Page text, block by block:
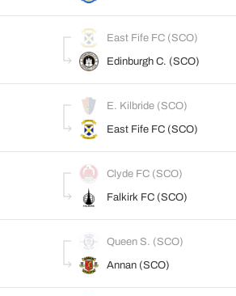
East Fife FC (SCO)
Edinburgh C. (SCO)
E. Kilbride (SCO)
East Fife FC (SCO)
Clyde FC (SCO)
Falkirk FC (SCO)
Queen S. (SCO)
Annan (SCO)